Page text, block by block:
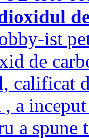
ist
de
calificat
, a
a spune